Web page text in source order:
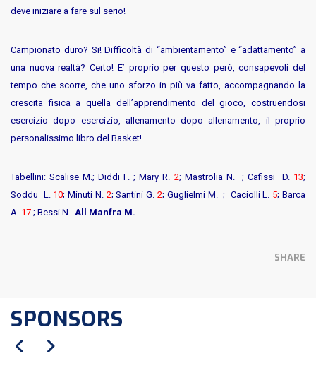
deve iniziare a fare sul serio!
Campionato duro? Si! Difficoltà di “ambientamento” e “adattamento” a
una nuova realtà? Certo! E’ proprio per questo però, consapevoli del
tempo che scorre, che uno sforzo in più va fatto, accompagnando la
crescita fisica a quella dell’apprendimento del gioco, costruendosi
esercizio dopo esercizio, allenamento dopo allenamento, il proprio
personalissimo libro del Basket!
Tabellini: Scalise M.; Diddi F. ; Mary R. 2; Mastrolia N. ; Cafissi D.13;
Soddu L. 10; Minuti N. 2; Santini G.2; Guglielmi M. ; Caciolli L. 5; Barca
A. 17 ; Bessi N. All Manfra M.
SHARE
SPONSORS